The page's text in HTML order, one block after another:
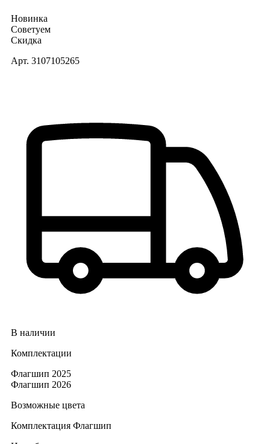
Новинка
Советуем
Скидка
Арт. 3107105265
В наличии
Комплектации
Флагшип 2025
Флагшип 2026
Возможные цвета
Комплектация Флагшип